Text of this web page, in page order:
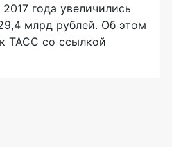
года увеличились
млрд рублей. Об этом
ТАСС со ссылкой